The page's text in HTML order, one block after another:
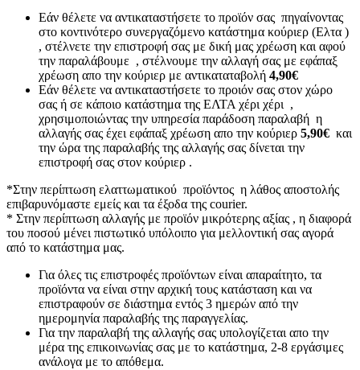
Εάν θέλετε να αντικαταστήσετε το προϊόν σας πηγαίνοντας
στο κοντινότερο συνεργαζόμενο κατάστημα κούριερ (Ελτα )
, στέλνετε την επιστροφή σας με δική μας χρέωση και αφού
την παραλάβουμε , στέλνουμε την αλλαγή σας με εφάπαξ
χρέωση απο την κούριερ με αντικαταταβολή 4,90€
Εάν θέλετε να αντικαταστήσετε το προιόν σας στον χώρο
σας ή σε κάποιο κατάστημα της ΕΛΤΑ χέρι χέρι ,
χρησιμοποιώντας την υπηρεσία παράδοση παραλαβή η
αλλαγής σας έχει εφάπαξ χρέωση απο την κούριερ 5,90€ και
την ώρα της παραλαβής της αλλαγής σας δίνεται την
επιστροφή σας στον κούριερ .
*Στην περίπτωση ελαττωματικού προϊόντος η λάθος αποστολής
επιβαρυνόμαστε εμείς και τα έξοδα της courier.
* Στην περίπτωση αλλαγής με προϊόν μικρότερης αξίας , η διαφορά
του ποσού μένει πιστωτικό υπόλοιπο για μελλοντική σας αγορά
από το κατάστημα μας.
Για όλες τις επιστροφές προϊόντων είναι απαραίτητο, τα
προϊόντα να είναι στην αρχική τους κατάσταση και να
επιστραφούν σε διάστημα εντός 3 ημερών από την
ημερομηνία παραλαβής της παραγγελίας.
Για την παραλαβή της αλλαγής σας υπολογίζεται απο την
μέρα της επικοινωνίας σας με το κατάστημα, 2-8 εργάσιμες
ανάλογα με το απόθεμα.